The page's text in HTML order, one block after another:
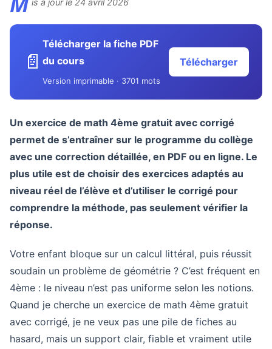
is à jour le 24 avril 2026
📄
Télécharger la fiche PDF
du cours
Version imprimable · 3701 mots
Télécharger
Un exercice de math 4ème gratuit avec corrigé
permet de s’entraîner sur le programme du collège
avec une correction détaillée, en PDF ou en ligne. Le
plus utile est de choisir des exercices adaptés au
niveau réel de l’élève et d’utiliser le corrigé pour
comprendre la méthode, pas seulement vérifier la
réponse.
Votre enfant bloque sur un calcul littéral, puis réussit
soudain un problème de géométrie ? C’est fréquent en
4ème : le niveau n’est pas uniforme selon les notions.
Quand je cherche un exercice de math 4ème gratuit
avec corrigé, je ne veux pas une pile de fiches au
hasard, mais un support clair, fiable et vraiment utile